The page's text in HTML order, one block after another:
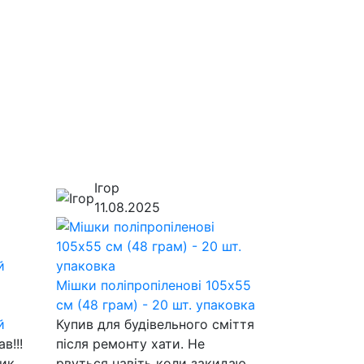
Ігор
11.08.2025
Мішки поліпропіленові 105х55
см (48 грам) - 20 шт. упаковка
Купив для будівельного сміття
після ремонту хати. Не